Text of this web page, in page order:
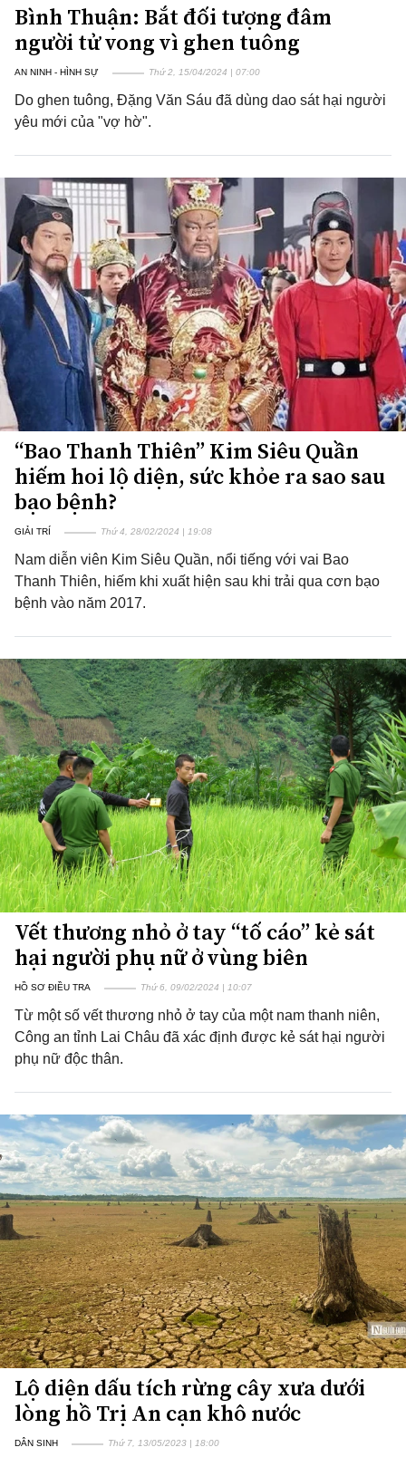
Bình Thuận: Bắt đối tượng đâm
người tử vong vì ghen tuông
AN NINH - HÌNH SỰ Thứ 2, 15/04/2024 | 07:00
Do ghen tuông, Đặng Văn Sáu đã dùng dao sát hại người
yêu mới của "vợ hờ".
“Bao Thanh Thiên” Kim Siêu Quần
hiếm hoi lộ diện, sức khỏe ra sao sau
bạo bệnh?
GIẢI TRÍ Thứ 4, 28/02/2024 | 19:08
Nam diễn viên Kim Siêu Quần, nổi tiếng với vai Bao
Thanh Thiên, hiếm khi xuất hiện sau khi trải qua cơn bạo
bệnh vào năm 2017.
Vết thương nhỏ ở tay “tố cáo” kẻ sát
hại người phụ nữ ở vùng biên
HỒ SƠ ĐIỀU TRA Thứ 6, 09/02/2024 | 10:07
Từ một số vết thương nhỏ ở tay của một nam thanh niên,
Công an tỉnh Lai Châu đã xác định được kẻ sát hại người
phụ nữ độc thân.
Lộ diện dấu tích rừng cây xưa dưới
lòng hồ Trị An cạn khô nước
DÂN SINH Thứ 7, 13/05/2023 | 18:00